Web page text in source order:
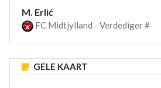
M. Erlić
FC Midtjylland - Verdediger #
GELE KAART